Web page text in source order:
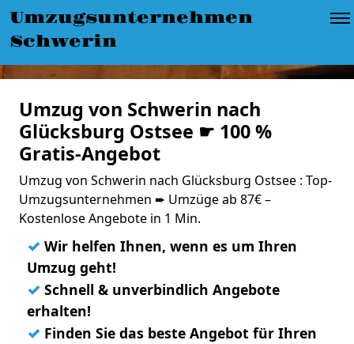
Umzugsunternehmen
Schwerin
Umzug von Schwerin nach
Glücksburg Ostsee ☛ 100 %
Gratis-Angebot
Umzug von Schwerin nach Glücksburg Ostsee : Top-
Umzugsunternehmen ➨ Umzüge ab 87€ –
Kostenlose Angebote in 1 Min.
✓ Wir helfen Ihnen, wenn es um Ihren
Umzug geht!
✓ Schnell & unverbindlich Angebote
erhalten!
✓ Finden Sie das beste Angebot für Ihren